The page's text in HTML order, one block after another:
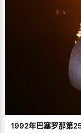
1992年巴塞罗那第